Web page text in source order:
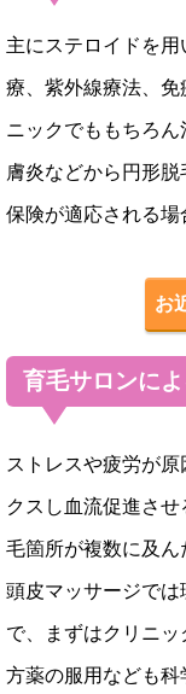
主にステロイドを
療、紫外線療法、免
ニックでももちろ
膚炎などから円形
保険が適応される場
お
育毛サロンに
ストレスや疲労が
クスし血流促進さ
毛箇所が複数に及
頭皮マッサージで
で、まずはクリニ
方薬の服用なども科